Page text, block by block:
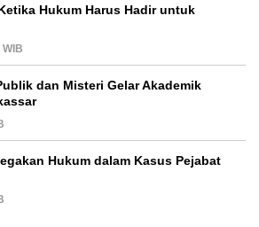
Hukum Harus Hadir untuk
dan Misteri Gelar Akademik
Hukum dalam Kasus Pejabat